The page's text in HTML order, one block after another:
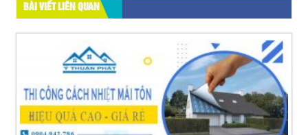
BÀI VIẾT LIÊN QUAN